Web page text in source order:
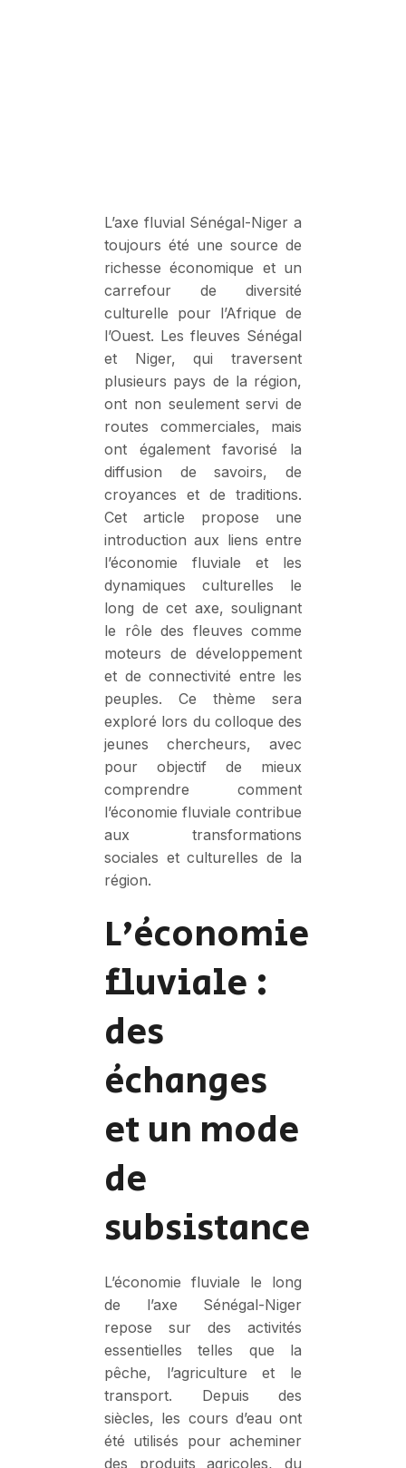
L’axe fluvial Sénégal-Niger a
toujours été une source de
richesse économique et un
carrefour de diversité
culturelle pour l’Afrique de
l’Ouest. Les fleuves Sénégal
et Niger, qui traversent
plusieurs pays de la région,
ont non seulement servi de
routes commerciales, mais
ont également favorisé la
diffusion de savoirs, de
croyances et de traditions.
Cet article propose une
introduction aux liens entre
l’économie fluviale et les
dynamiques culturelles le
long de cet axe, soulignant
le rôle des fleuves comme
moteurs de développement
et de connectivité entre les
peuples. Ce thème sera
exploré lors du colloque des
jeunes chercheurs, avec
pour objectif de mieux
comprendre comment
l’économie fluviale contribue
aux transformations
sociales et culturelles de la
région.
L’économie
fluviale :
des
échanges
et un mode
de
subsistance
L’économie fluviale le long
de l’axe Sénégal-Niger
repose sur des activités
essentielles telles que la
pêche, l’agriculture et le
transport. Depuis des
siècles, les cours d’eau ont
été utilisés pour acheminer
des produits agricoles, du